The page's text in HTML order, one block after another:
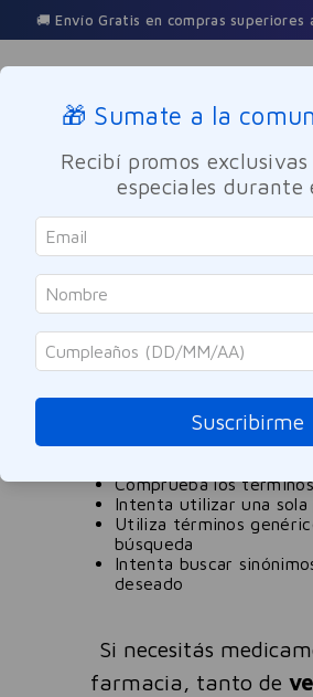
🚚 Envío Gratis en compras superiores
Buscar
tobillera-neoprene-talle-s
No encontramos ningún
¿Qué debo hacer?
Comprueba los
Intenta utilizar una sola
Utiliza términos
búsqueda
Intenta buscar
deseado
Si necesitás
farmacia, tanto de
🎁 Sumate a la
Recibí promos
especiales durante
Suscribirme